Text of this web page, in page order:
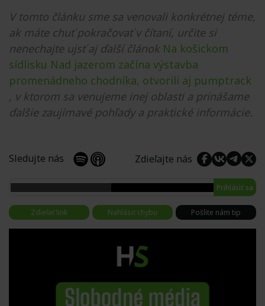
V tomto článku sme sa venovali konkrétnej téme,
ak máte chuť pokračovať v čítaní, určite si
nenechajte ujsť aj ďalší článok Na košickom
sídlisku Nad jazerom začína výstavba
promenádneho chodníka, otvorili aj pumptrack
, v ktorom sa venujeme inej oblasti a prinášame
ďalšie zaujímavé pohľady a praktické informácie.
Sledujte nás Zdieľajte nás
Prihlásiť sa
Zdieľať link Nahlásiť chybu Pošlite nám tip